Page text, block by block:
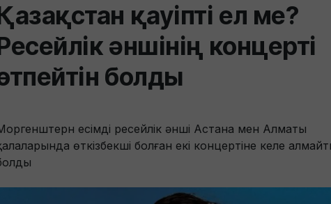
қауіпті ел ме?
әншінің концерті
болды
есімді ресейлік әнші Астана мен Алматы
өткізбекші болған екі концертіне келе